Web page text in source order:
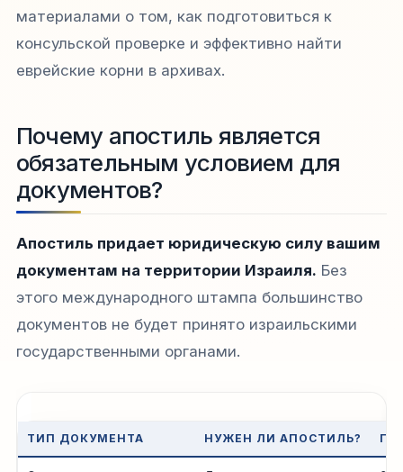
материалами о том, как подготовиться к
консульской проверке и эффективно найти
еврейские корни в архивах.
Почему апостиль является
обязательным условием для
документов?
Апостиль придает юридическую силу вашим
документам на территории Израиля. Без
этого международного штампа большинство
документов не будет принято израильскими
государственными органами.
ТИП ДОКУМЕНТА НУЖЕН ЛИ АПОСТИЛЬ?